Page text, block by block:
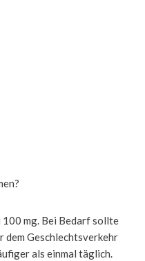
mg. Bei Bedarf sollte
Geschlechtsverkehr
als einmal täglich.